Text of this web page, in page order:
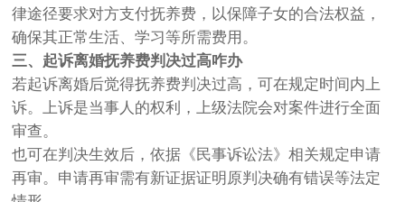
律途径要求对方支付抚养费，以保障子女的合法权益，
确保其正常生活、学习等所需费用。
三、起诉离婚抚养费判决过高咋办
若起诉离婚后觉得抚养费判决过高，可在规定时间内上
诉。上诉是当事人的权利，上级法院会对案件进行全面
审查。
也可在判决生效后，依据《民事诉讼法》相关规定申请
再审。申请再审需有新证据证明原判决确有错误等法定